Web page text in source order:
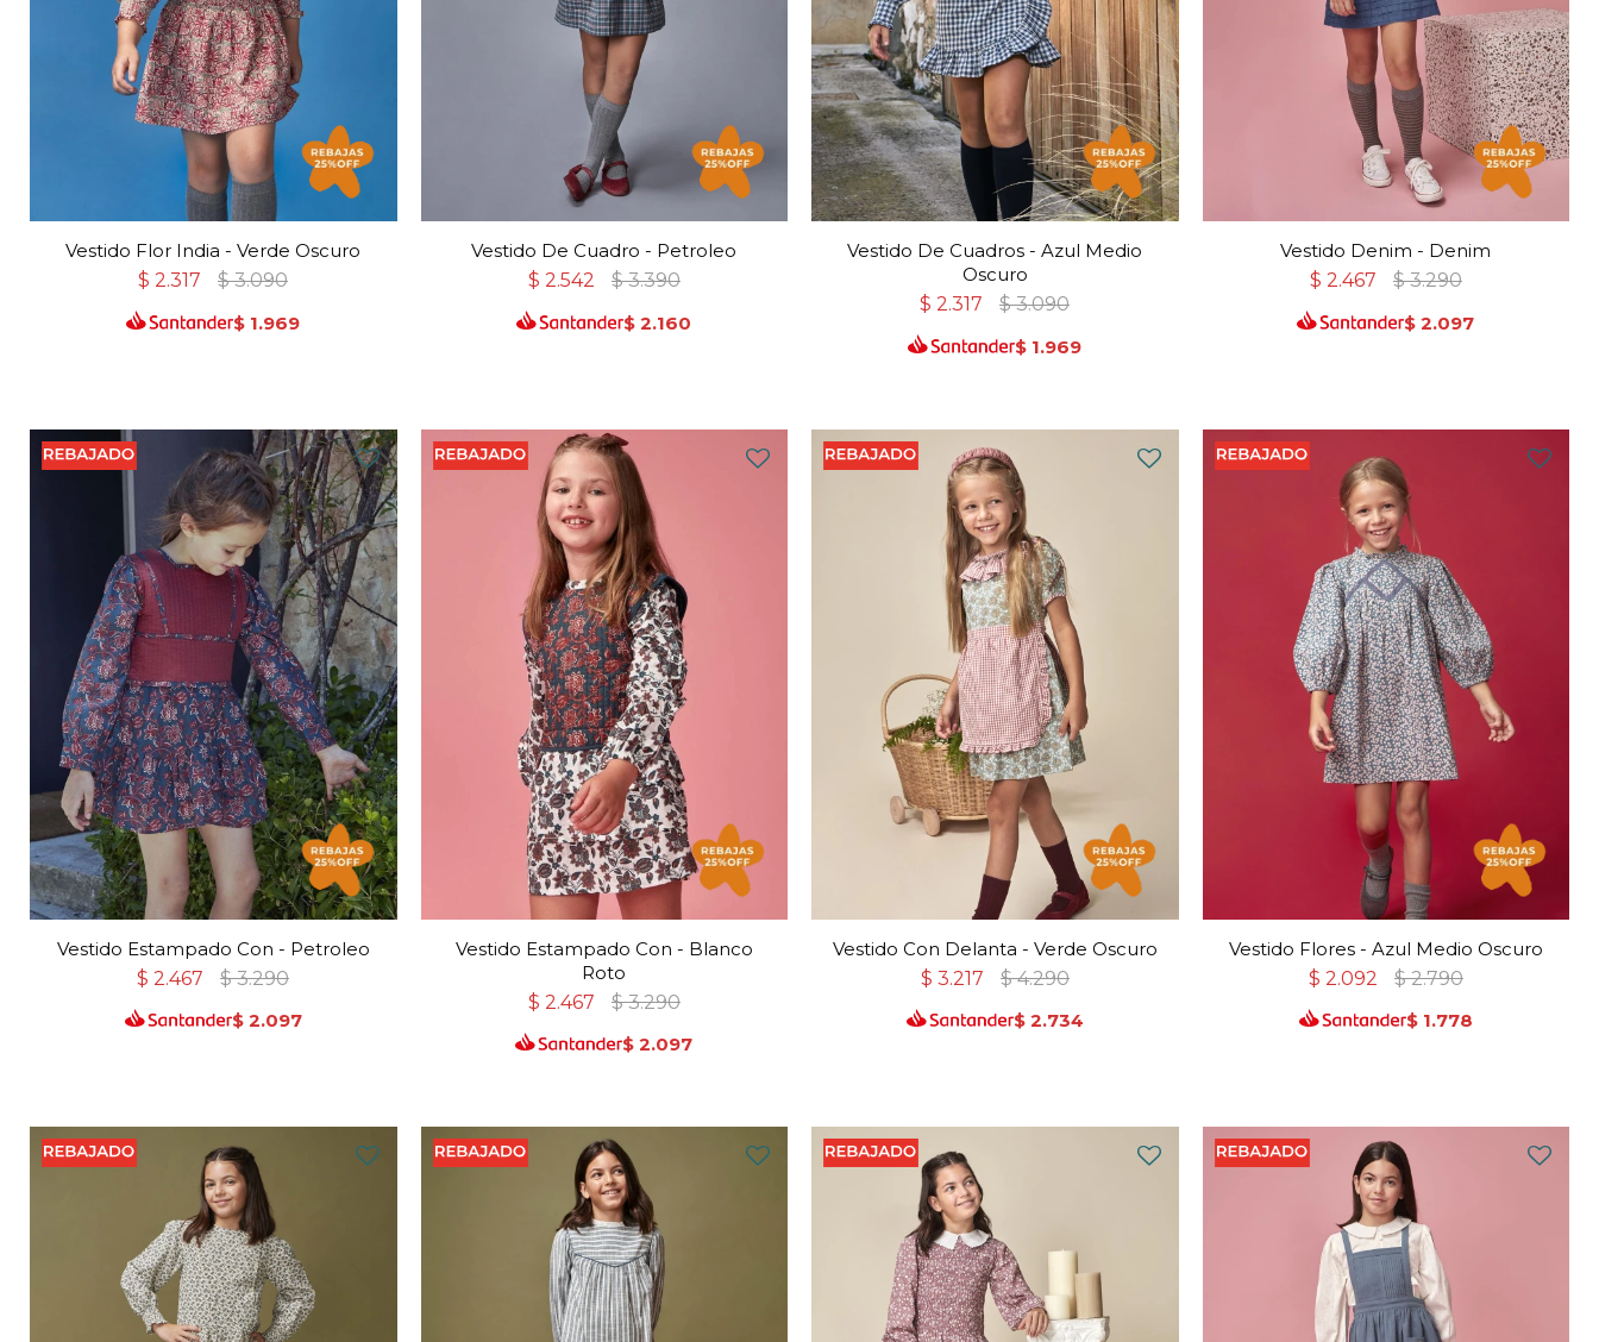
Vestido Flor India - Verde Oscuro
$ 2.317 $ 3.090
$ 1.969
Vestido De Cuadro - Petroleo
$ 2.542 $ 3.390
$ 2.160
Vestido De Cuadros - Azul Medio
Oscuro
$ 2.317 $ 3.090
$ 1.969
Vestido Denim - Denim
$ 2.467 $ 3.290
$ 2.097
Vestido Estampado Con - Petroleo
$ 2.467 $ 3.290
$ 2.097
Vestido Estampado Con - Blanco
Roto
$ 2.467 $ 3.290
$ 2.097
Vestido Con Delanta - Verde Oscuro
$ 3.217 $ 4.290
$ 2.734
Vestido Flores - Azul Medio Oscuro
$ 2.092 $ 2.790
$ 1.778